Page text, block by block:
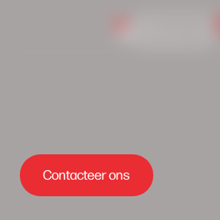
Contacteer ons